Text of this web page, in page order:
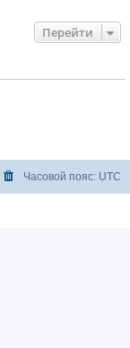
Перейти
Часовой пояс: UTC